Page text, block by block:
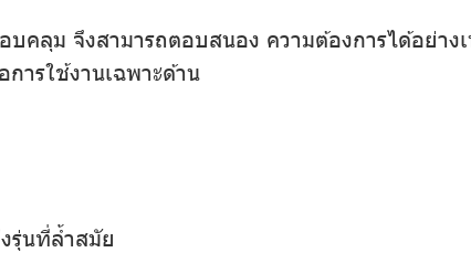
คลุม จึงสามารถตอบสนอง ความต้องการได้อย่าง
การใช้งานเฉพาะด้าน
รุ่นที่ล้ำสมัย